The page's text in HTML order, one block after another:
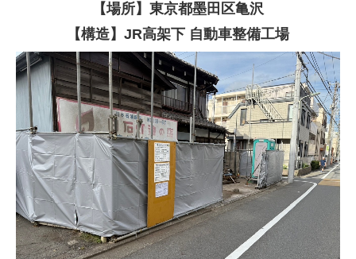
【場所】東京都墨田区亀沢
【構造】JR高架下 自動車整備工場